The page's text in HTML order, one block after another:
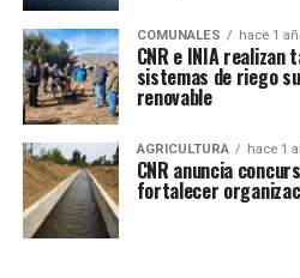
COMUNALES hace 1
CNR e INIA realizan
sistemas de riego
renovable
AGRICULTURA hace 1
CNR anuncia
fortalecer